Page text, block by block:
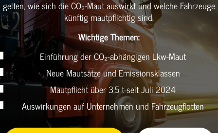
gelten, wie sich die CO₂-Maut auswirkt und welche Fahrzeuge
künftig mautpflichtig sind.
Wichtige Themen:
Einführung der CO₂-abhängigen Lkw-Maut
Neue Mautsätze und Emissionsklassen
Mautpflicht über 3,5 t seit Juli 2024
Auswirkungen auf Unternehmen und Fahrzeugflotten